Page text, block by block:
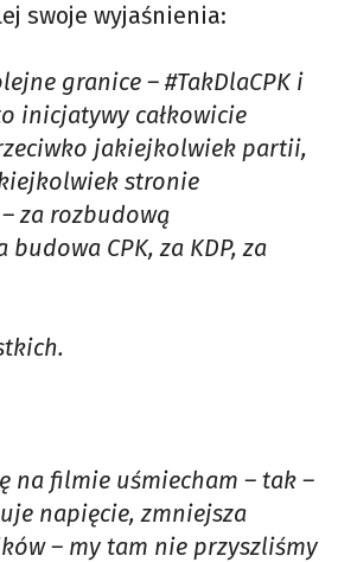
swoje wyjaśnienia:
granice – #TakDlaCPK i
inicjatywy całkowicie
jakiejkolwiek partii,
stronie
za rozbudową
CPK, za KDP, za
na filmie uśmiecham – tak –
napięcie, zmniejsza
– my tam nie przyszliśmy